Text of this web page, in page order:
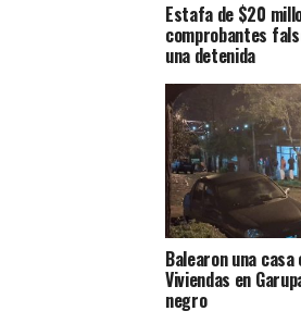
Estafa de $20
comprobantes
una detenida
Balearon una
Viviendas en
negro